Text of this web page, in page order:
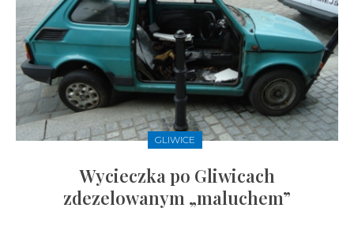
GLIWICE
Wycieczka po Gliwicach
zdezelowanym „maluchem”